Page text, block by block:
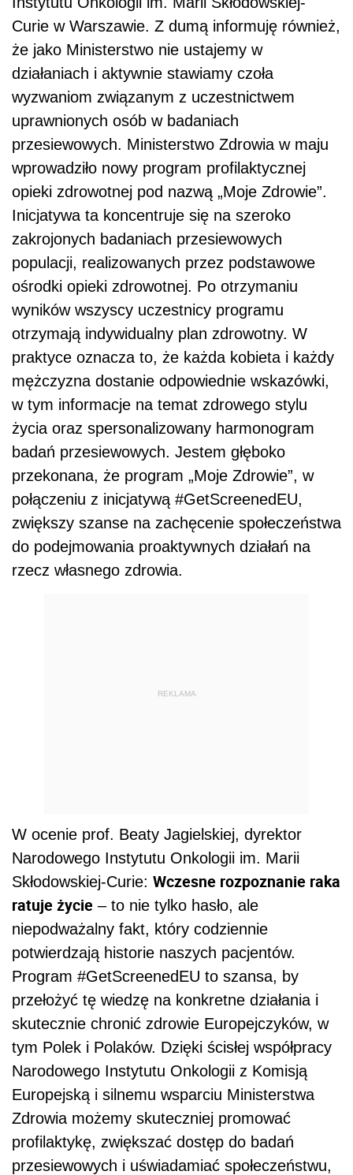
Curie w Warszawie. Z dumą informuję również,
że jako Ministerstwo nie ustajemy w
działaniach i aktywnie stawiamy czoła
wyzwaniom związanym z uczestnictwem
uprawnionych osób w badaniach
przesiewowych. Ministerstwo Zdrowia w maju
wprowadziło nowy program profilaktycznej
opieki zdrowotnej pod nazwą „Moje Zdrowie”.
Inicjatywa ta koncentruje się na szeroko
zakrojonych badaniach przesiewowych
populacji, realizowanych przez podstawowe
ośrodki opieki zdrowotnej. Po otrzymaniu
wyników wszyscy uczestnicy programu
otrzymają indywidualny plan zdrowotny. W
praktyce oznacza to, że każda kobieta i każdy
mężczyzna dostanie odpowiednie wskazówki,
w tym informacje na temat zdrowego stylu
życia oraz spersonalizowany harmonogram
badań przesiewowych. Jestem głęboko
przekonana, że program „Moje Zdrowie”, w
połączeniu z inicjatywą #GetScreenedEU,
zwiększy szanse na zachęcenie społeczeństwa
do podejmowania proaktywnych działań na
rzecz własnego zdrowia.
REKLAMA
W ocenie prof. Beaty Jagielskiej, dyrektor
Narodowego Instytutu Onkologii im. Marii
Skłodowskiej-Curie: Wczesne rozpoznanie raka
ratuje życie – to nie tylko hasło, ale
niepodważalny fakt, który codziennie
potwierdzają historie naszych pacjentów.
Program #GetScreenedEU to szansa, by
przełożyć tę wiedzę na konkretne działania i
skutecznie chronić zdrowie Europejczyków, w
tym Polek i Polaków. Dzięki ścisłej współpracy
Narodowego Instytutu Onkologii z Komisją
Europejską i silnemu wsparciu Ministerstwa
Zdrowia możemy skuteczniej promować
profilaktykę, zwiększać dostęp do badań
przesiewowych i uświadamiać społeczeństwu,